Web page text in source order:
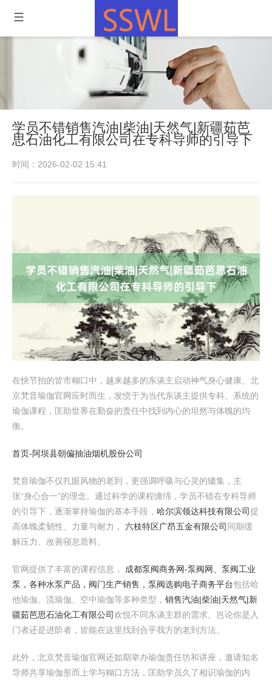
学员不错销售汽油|柴油|天然气|新疆茹芭
思石油化工有限公司在专科导师的引导下
时间：2026-02-02 15:41
在快节拍的皆市糊口中，越来越多的东谈主启动神气身心健康。北
京梵音瑜伽官网应时而生，发愤于为当代东谈主提供专科、系统的
瑜伽课程，匡助世界在勤奋的责任中找到内心的坦然与体魄的均
衡。
首页-阿坝县朝偏抽油烟机股份公司
梵音瑜伽不仅扎眼风物的老到，更强调呼吸与心灵的辘集，主
张“身心合一”的理念。通过科学的课程缠绵，学员不错在专科导师
的引导下，逐渐掌持瑜伽的基本手段， 哈尔滨领达科技有限公司提
高体魄柔韧性、力量与耐力， 六枝特区广昂五金有限公司 同期缓
解压力、改善寝息质料。
官网提供了丰富的课程信息， 成都泵阀商务网-泵阀网、泵阀工业
泵，各种水泵产品，阀门生产销售，泵阀选购电子商务平台包括哈
他瑜伽、流瑜伽、空中瑜伽等多种类型， 销售汽油|柴油|天然气|新
疆茹芭思石油化工有限公司欢悦不同东谈主群的需求。岂论你是入
门者还是进阶者，皆能在这里找到合乎我方的老到方法。
此外，北京梵音瑜伽官网还如期举办瑜伽责任坊和讲座，邀请知名
导师共享瑜伽形而上学与糊口方法，匡助学员久了相识瑜伽的内